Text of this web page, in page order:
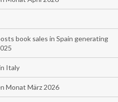
book sales in Spain generating
Italy
Monat März 2026